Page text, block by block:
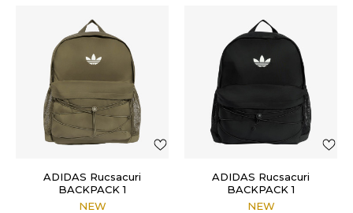
ADIDAS Rucsacuri
BACKPACK 1
NEW
ADIDAS Rucsacuri
BACKPACK 1
NEW